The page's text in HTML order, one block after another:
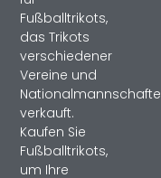
Fußballtrikots,
das Trikots
verschiedener
Vereine und
verkauft.
Kaufen Sie
Fußballtrikots,
um Ihre